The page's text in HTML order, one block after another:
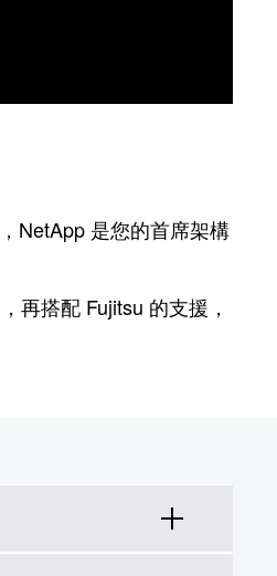
NetApp 是您的首席架構
再搭配 Fujitsu 的支援，